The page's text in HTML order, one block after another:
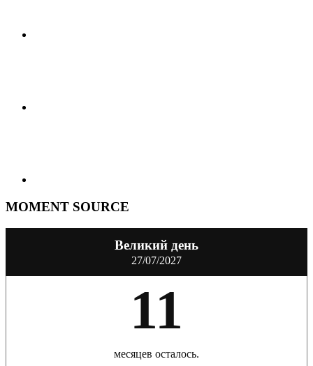
MOMENT SOURCE
Великий день
27/07/2027
11
месяцев осталось.